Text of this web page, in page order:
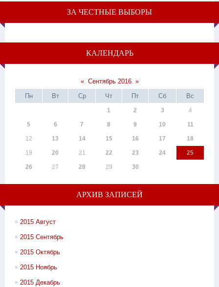
ЗА ЧЕСТНЫЕ ВЫБОРЫ
КАЛЕНДАРЬ
« Сентябрь 2016 »
Пн
Вт Ср Чт Пт Сб Вс
1 2 3 4
5 6 7 8 9 10 11
12 13 14 15 16 17 18
19 20 21 22 23 24 25
26 27 28 29 30
АРХИВ ЗАПИСЕЙ
2015 Август
2015 Сентябрь
2015 Октябрь
2015 Ноябрь
2015 Декабрь